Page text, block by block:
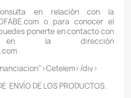
en relación con la
o para conocer el
ponerte en contacto con
en la dirección
div>
ENVÍO DE LOS PRODUCTOS.